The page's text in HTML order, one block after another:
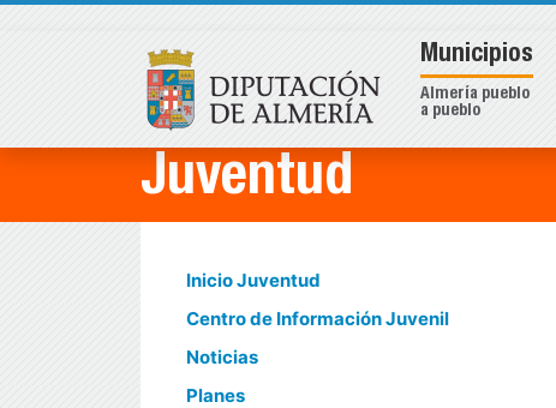
Municipios
Almería pueblo
a pueblo
Juventud
Inicio Juventud
Centro de Información Juvenil
Noticias
Planes